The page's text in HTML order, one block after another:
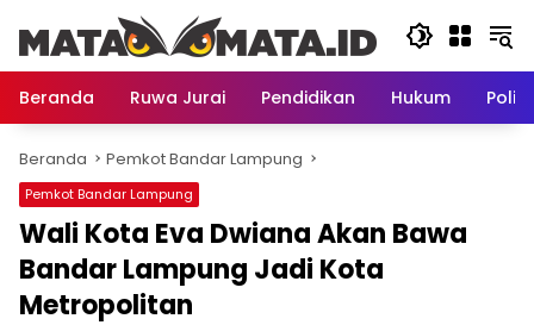
konten
Beranda
Ruwa Jurai Pendidikan Hukum
Beranda Pemkot Bandar Lampung
Pemkot Bandar Lampung
Wali Kota Eva Dwiana Akan Bawa
Bandar Lampung Jadi Kota
Metropolitan